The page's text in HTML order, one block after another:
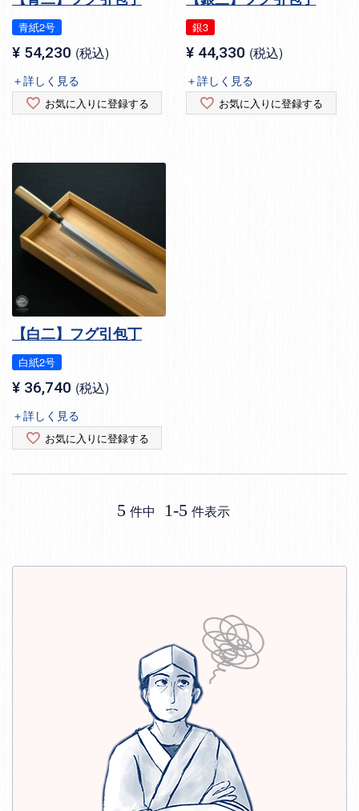
青紙2号
¥ 54,230 税込
＋詳しく見る
お気に入りに登録する
銀3
¥ 44,330 税込
＋詳しく見る
お気に入りに登録する
【白二】フグ引包丁
白紙2号
¥ 36,740 税込
＋詳しく見る
お気に入りに登録する
5 件中 1-5 件表示